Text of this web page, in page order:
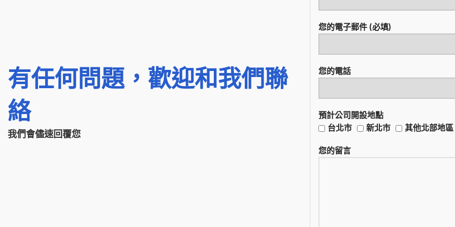
有任何問題，歡迎和我們聯
絡
我們會儘速回覆您
您的電子郵件 (必填)
您的電話
預計公司開設地點
台北市
新北市 其他北部地區
您的留言